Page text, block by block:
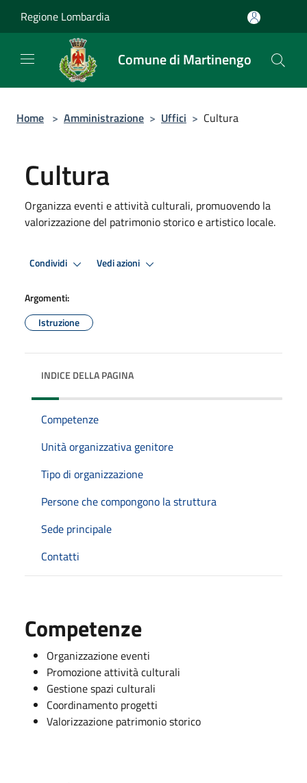
Regione Lombardia
Comune di Martinengo
Home > Amministrazione > Uffici > Cultura
Cultura
Organizza eventi e attività culturali, promuovendo la
valorizzazione del patrimonio storico e artistico locale.
Condividi Vedi azioni
Argomenti:
Istruzione
INDICE DELLA PAGINA
Competenze
Unità organizzativa genitore
Tipo di organizzazione
Persone che compongono la struttura
Sede principale
Contatti
Competenze
Organizzazione eventi
Promozione attività culturali
Gestione spazi culturali
Coordinamento progetti
Valorizzazione patrimonio storico